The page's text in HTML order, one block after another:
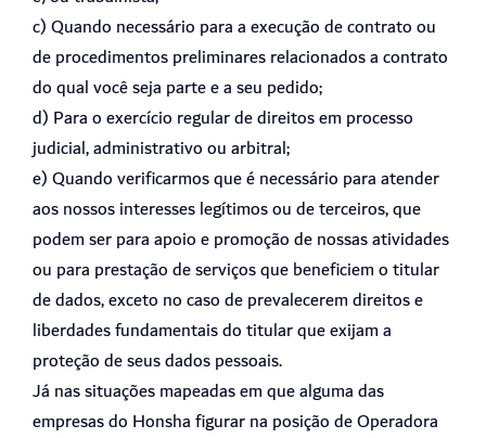
c) Quando necessário para a execução de contrato ou
de procedimentos preliminares relacionados a contrato
do qual você seja parte e a seu pedido;
d) Para o exercício regular de direitos em processo
judicial, administrativo ou arbitral;
e) Quando verificarmos que é necessário para atender
aos nossos interesses legítimos ou de terceiros, que
podem ser para apoio e promoção de nossas atividades
ou para prestação de serviços que beneficiem o titular
de dados, exceto no caso de prevalecerem direitos e
liberdades fundamentais do titular que exijam a
proteção de seus dados pessoais.
Já nas situações mapeadas em que alguma das
empresas do Honsha figurar na posição de Operadora